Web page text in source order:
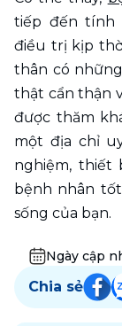
tiếp đến tính
điều trị kịp
thân có
thật cẩn thận
được thăm
một địa chỉ
nghiệm, thiết
bệnh nhân
sống của bạn.
Ngày cập
Chia sẻ